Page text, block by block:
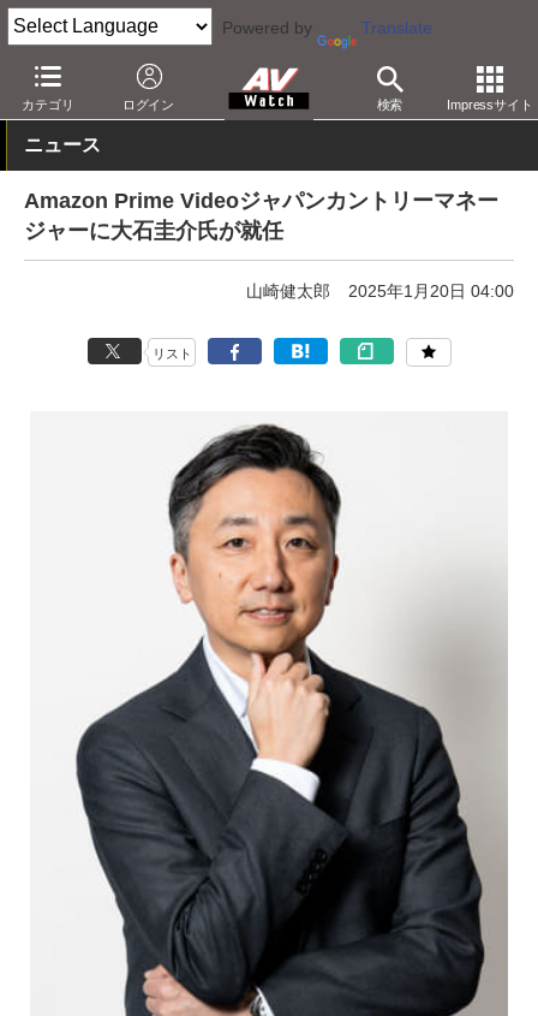
Powered by Translate
カテゴリ ログイン 検索 Impressサイト
AV Watch コンテンツ・サービス 映像配信 Amazonビデオ
ニュース
Amazon Prime Videoジャパンカントリーマネー
ジャーに大石圭介氏が就任
山崎健太郎 2025年1月20日 04:00
リスト